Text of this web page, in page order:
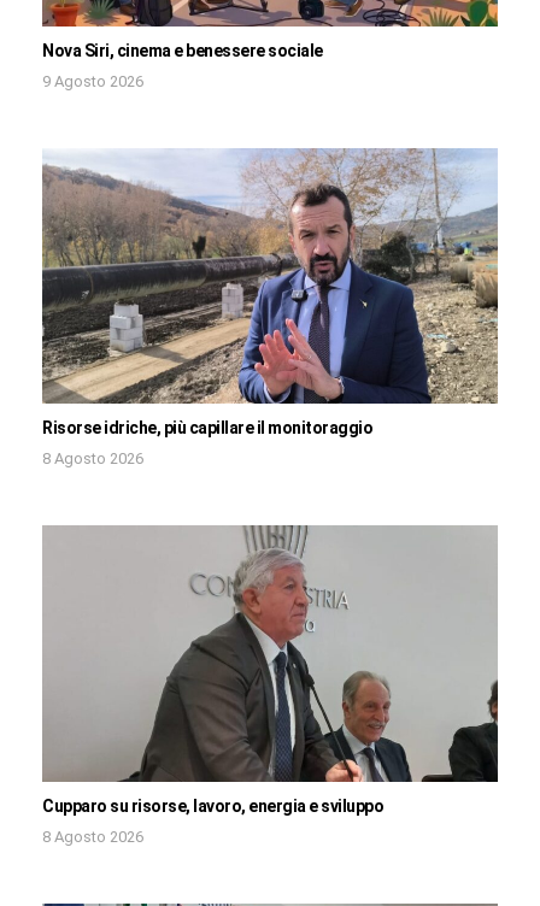
Nova Siri, cinema e benessere sociale
9 Agosto 2026
Risorse idriche, più capillare il monitoraggio
8 Agosto 2026
Cupparo su risorse, lavoro, energia e sviluppo
8 Agosto 2026